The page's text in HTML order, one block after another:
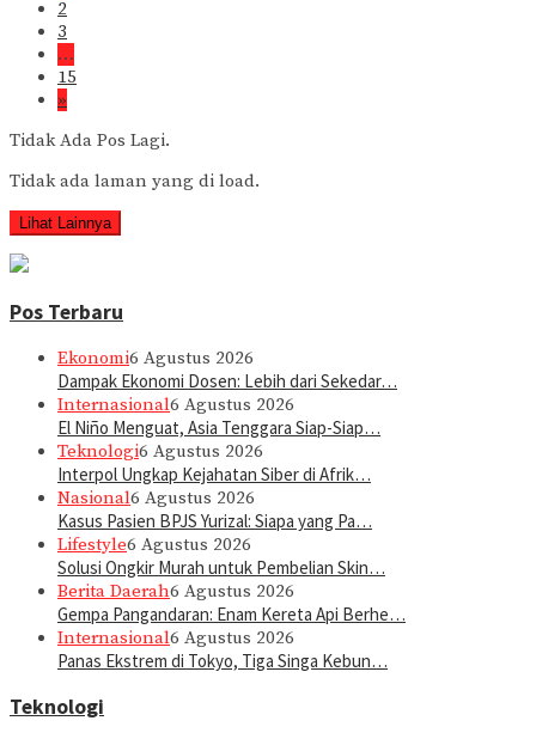
2
3
…
15
»
Tidak Ada Pos Lagi.
Tidak ada laman yang di load.
Lihat Lainnya
Pos Terbaru
Ekonomi6 Agustus 2026
Dampak Ekonomi Dosen: Lebih dari Sekedar…
Internasional6 Agustus 2026
El Niño Menguat, Asia Tenggara Siap-Siap…
Teknologi6 Agustus 2026
Interpol Ungkap Kejahatan Siber di Afrik…
Nasional6 Agustus 2026
Kasus Pasien BPJS Yurizal: Siapa yang Pa…
Lifestyle6 Agustus 2026
Solusi Ongkir Murah untuk Pembelian Skin…
Berita Daerah6 Agustus 2026
Gempa Pangandaran: Enam Kereta Api Berhe…
Internasional6 Agustus 2026
Panas Ekstrem di Tokyo, Tiga Singa Kebun…
Teknologi